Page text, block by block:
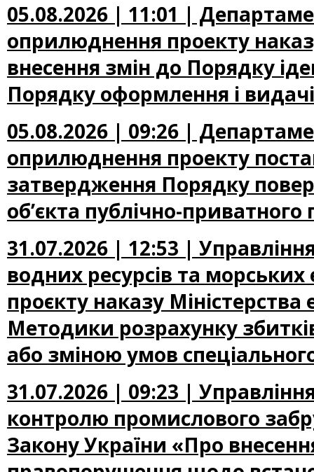
05.08.2026 | 11:01 |
оприлюднення проекту
внесення змін до Порядку
Порядку оформлення і
05.08.2026 | 09:26 |
оприлюднення проекту
затвердження Порядку
об’єкта публічно-приватного
31.07.2026 | 12:53 |
водних ресурсів та
проєкту наказу
Методики розрахунку
або зміною умов
31.07.2026 | 09:23 |
контролю промислового
Закону України «Про